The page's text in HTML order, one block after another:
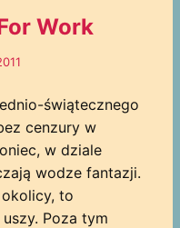
Work
świątecznego
cenzury w
w dziale
wodze fantazji.
to
Poza tym